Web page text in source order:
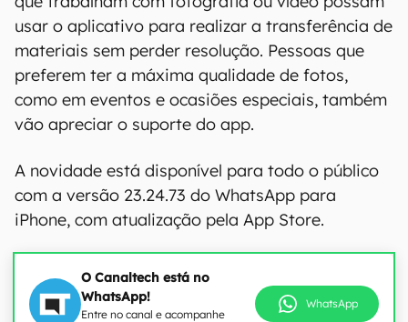
usar o aplicativo para realizar a transferência de
materiais sem perder resolução. Pessoas que
preferem ter a máxima qualidade de fotos,
como em eventos e ocasiões especiais, também
vão apreciar o suporte do app.
A novidade está disponível para todo o público
com a versão 23.24.73 do WhatsApp para
iPhone, com atualização pela App Store.
O Canaltech está no
WhatsApp!
Entre no canal e acompanhe
WhatsApp